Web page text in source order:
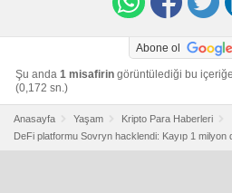
Abone ol
Şu anda 1 misafirin görüntülediği bu
(0,172 sn.)
Anasayfa Yaşam
Kripto Para Haberleri
DeFi platformu Sovryn hacklendi: Kayıp 1 milyon